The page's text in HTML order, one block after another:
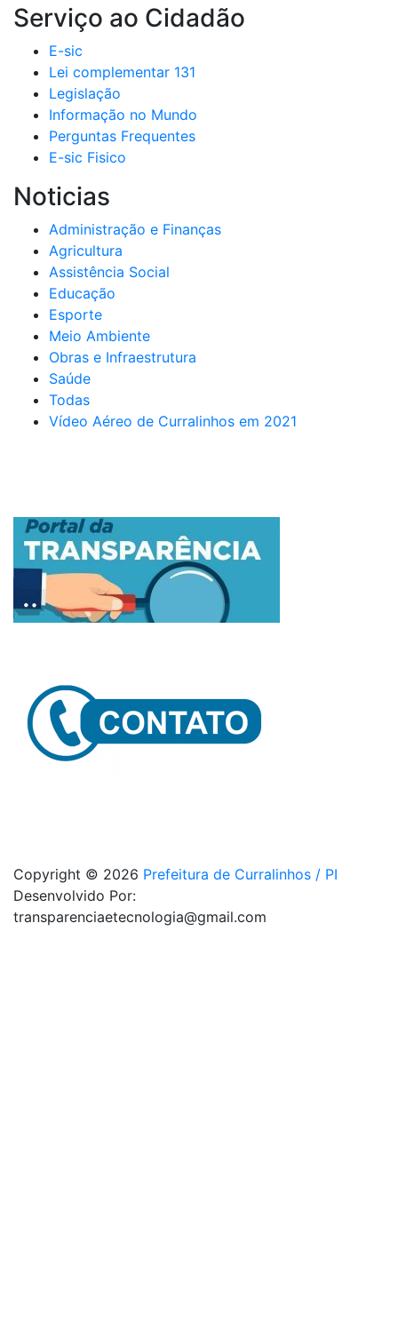
Serviço ao Cidadão
E-sic
Lei complementar 131
Legislação
Informação no Mundo
Perguntas Frequentes
E-sic Fisico
Noticias
Administração e Finanças
Agricultura
Assistência Social
Educação
Esporte
Meio Ambiente
Obras e Infraestrutura
Saúde
Todas
Vídeo Aéreo de Curralinhos em 2021
Copyright © 2026 Prefeitura de Curralinhos / PI
Desenvolvido Por:
transparenciaetecnologia@gmail.com